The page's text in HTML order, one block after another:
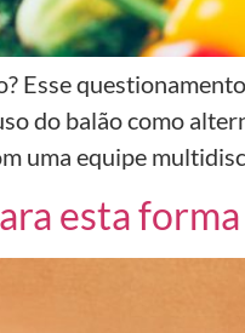
Esse
do balão como
uma equipe
esta